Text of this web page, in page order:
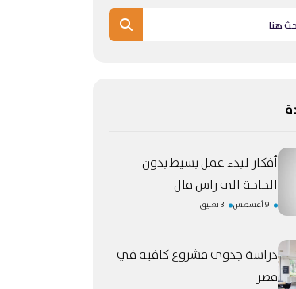
أفكار لبدء عمل بسيط بدون
الحاجة الى راس مال
9 أغسطس 3 تعليق
دراسة جدوى مشروع كافيه في
مصر